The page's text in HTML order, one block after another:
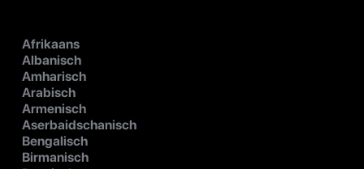
Afrikaans
Albanisch
Amharisch
Arabisch
Armenisch
Aserbaidschanisch
Bengalisch
Birmanisch